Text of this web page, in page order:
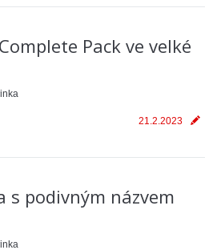
Pack ve velké
21.2.2023
s podivným názvem